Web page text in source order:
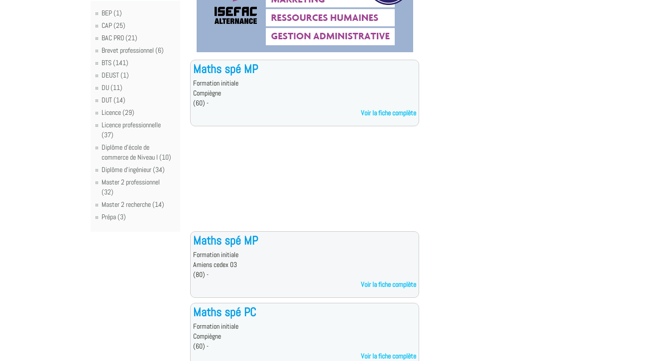
BEP (1)
CAP (25)
BAC PRO (21)
Brevet professionnel (6)
BTS (141)
DEUST (1)
DU (11)
DUT (14)
Licence (29)
Licence professionnelle
(37)
Diplôme d'école de
commerce de Niveau I (10)
Diplôme d'ingénieur (34)
Master 2 professionnel
(32)
Master 2 recherche (14)
Prépa (3)
Maths spé MP
Formation initiale
Compiègne
(60) -
Voir la fiche complète
Maths spé MP
Formation initiale
Amiens cedex 03
(80) -
Voir la fiche complète
Maths spé PC
Formation initiale
Compiègne
(60) -
Voir la fiche complète